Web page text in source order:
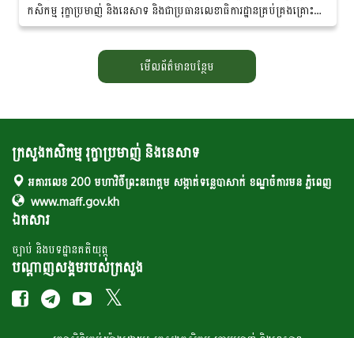
កសិកម្ម រុក្ខាប្រមាញ់ និងនេសាទ និងជាប្រធានលេខាធិការដ្ឋានគ្រប់គ្រងគ្រោះ
មហន្តរាយប្រចាំក្រសួងកសិកម្ម...
មើលព័ត៌មានបន្ថែម
ក្រសួងកសិកម្ម រុក្ខាប្រមាញ់ និងនេសាទ
អគារលេខ 200 មហាវិថីព្រះនរោត្តម សង្កាត់ទន្លេបាសាក់ ខណ្ឌចំការមន ភ្នំពេញ
www.maff.gov.kh
ឯកសារ
ច្បាប់ និងបទដ្ឋានគតិយុត្ត
បណ្តាញសង្គមរបស់ក្រសួង